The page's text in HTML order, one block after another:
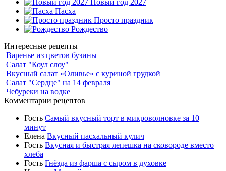
Пасха
Просто праздник
Рождество
Интересные рецепты
Варенье из цветов бузины
Салат "Коул слоу"
Вкусный салат «Оливье» с куриной грудкой
Салат "Сердце" на 14 февраля
Чебуреки на водке
Комментарии рецептов
Гость Самый вкусный торт в микроволновке за 10
минут
Елена Вкусный пасхальный кулич
Гость Вкусная и быстрая лепешка на сковороде вместо
хлеба
Гость Гнёзда из фарша с сыром в духовке